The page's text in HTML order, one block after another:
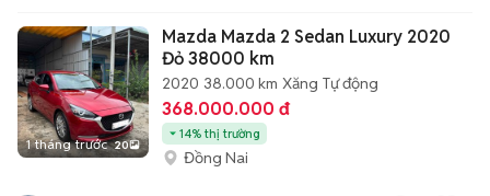
1 tháng trước 20
Mazda Mazda 2 Sedan Luxury 2020
Đỏ 38000 km
2020 38.000 km Xăng Tự động
368.000.000 đ
14% thị trường
Đồng Nai